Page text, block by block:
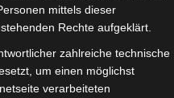
mittels dieser
Rechte aufgeklärt.
zahlreiche technische
um einen möglichst
verarbeiteten